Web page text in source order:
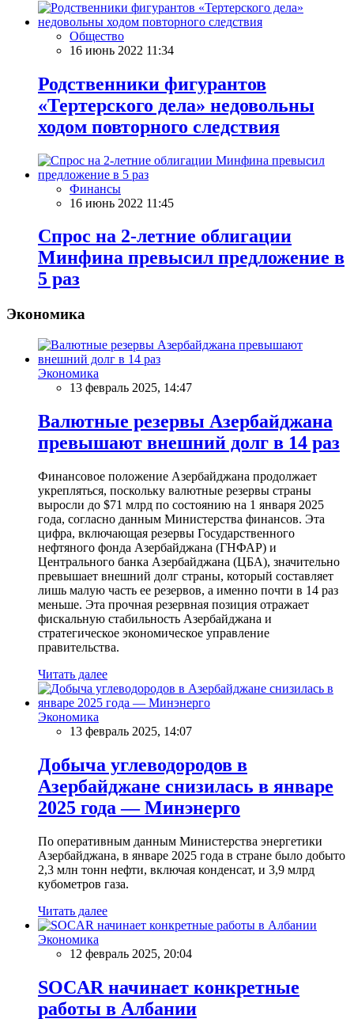
Общество
16 июнь 2022 11:34
Родственники фигурантов
«Тертерского дела» недовольны
ходом повторного следствия
Финансы
16 июнь 2022 11:45
Спрос на 2-летние облигации
Минфина превысил предложение в
5 раз
Экономика
Экономика
13 февраль 2025, 14:47
Валютные резервы Азербайджана
превышают внешний долг в 14 раз
Финансовое положение Азербайджана продолжает
укрепляться, поскольку валютные резервы страны
выросли до $71 млрд по состоянию на 1 января 2025
года, согласно данным Министерства финансов. Эта
цифра, включающая резервы Государственного
нефтяного фонда Азербайджана (ГНФАР) и
Центрального банка Азербайджана (ЦБА), значительно
превышает внешний долг страны, который составляет
лишь малую часть ее резервов, а именно почти в 14 раз
меньше. Эта прочная резервная позиция отражает
фискальную стабильность Азербайджана и
стратегическое экономическое управление
правительства.
Читать далее
Экономика
13 февраль 2025, 14:07
Добыча углеводородов в
Азербайджане снизилась в январе
2025 года — Минэнерго
По оперативным данным Министерства энергетики
Азербайджана, в январе 2025 года в стране было добыто
2,3 млн тонн нефти, включая конденсат, и 3,9 млрд
кубометров газа.
Читать далее
Экономика
12 февраль 2025, 20:04
SOCAR начинает конкретные
работы в Албании